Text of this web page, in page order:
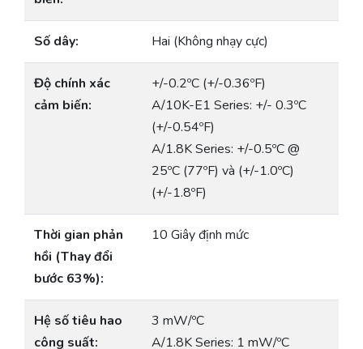
Số dây: Hai (Không nhạy cực)
Độ chính xác
cảm biến:
+/-0.2ºC (+/-0.36ºF)
A/10K-E1 Series: +/- 0.3ºC
(+/-0.54ºF)
A/1.8K Series: +/-0.5ºC @
25ºC (77ºF) và (+/-1.0ºC)
(+/-1.8ºF)
Thời gian phản
hồi (Thay đổi
bước 63%):
10 Giây định mức
Hệ số tiêu hao
công suất:
3 mW/ºC
A/1.8K Series: 1 mW/ºC